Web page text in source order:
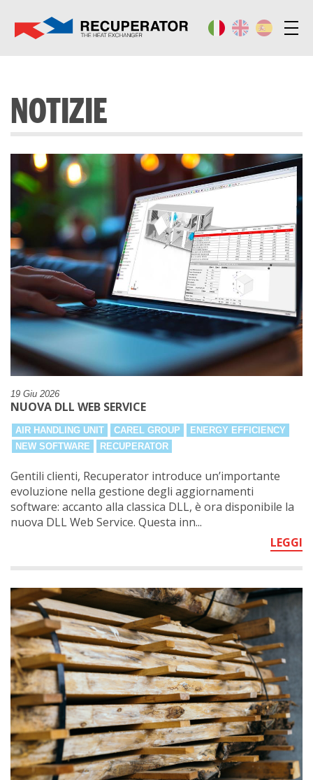
NOTIZIE
19 Giu 2026
NUOVA DLL WEB SERVICE
AIR HANDLING UNIT CAREL GROUP
ENERGY EFFICIENCY
NEW SOFTWARE
RECUPERATOR
Gentili clienti, Recuperator introduce un’importante
evoluzione nella gestione degli aggiornamenti
software: accanto alla classica DLL, è ora disponibile la
nuova DLL Web Service. Questa inn...
LEGGI